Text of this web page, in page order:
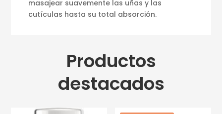
masajear suavemente las uñas y las
cutículas hasta su total absorción.
Productos
destacados